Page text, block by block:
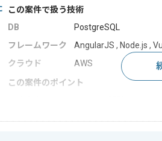
この案件で扱う技術
DB
PostgreSQL
フレームワーク
AngularJS , Node.js ,
クラウド
AWS
この案件のポイント